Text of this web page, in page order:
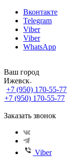
Вконтакте
Telegram
Viber
Viber
WhatsApp
Ваш город
Ижевск
+7 (950) 170-55-77
+7 (950) 170-55-77
Заказать звонок
Viber